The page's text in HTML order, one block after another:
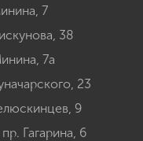
7
38
7а
23
9
Гагарина, 6